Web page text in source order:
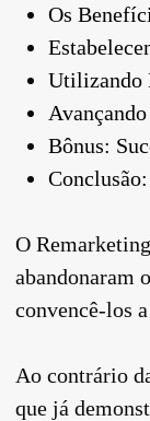
Os
Utilizando
Bônus:
O
abandonaram
convencê-los
Ao contrário
que já